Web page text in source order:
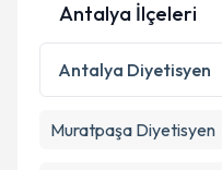
Antalya İlçeleri
Antalya Diyetisyen
Muratpaşa Diyetisyen